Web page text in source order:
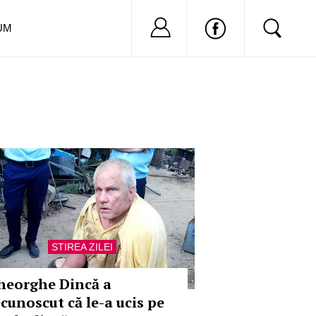
STIREA ZILEI
Dincă a
că le-a ucis pe
Nu ai cont?